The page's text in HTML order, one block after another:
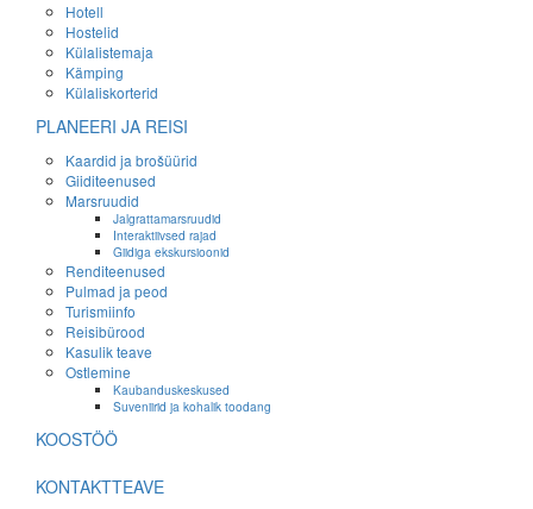
Hotell
Hostelid
Külalistemaja
Kämping
Külaliskorterid
PLANEERI JA REISI
Kaardid ja brošüürid
Giiditeenused
Marsruudid
Jalgrattamarsruudid
Interaktiivsed rajad
Giidiga ekskursioonid
Renditeenused
Pulmad ja peod
Turismiinfo
Reisibürood
Kasulik teave
Ostlemine
Kaubanduskeskused
Suveniirid ja kohalik toodang
KOOSTÖÖ
KONTAKTTEAVE